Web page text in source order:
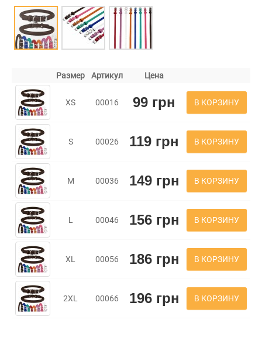
Размер Артикул Цена
XS 00016 99 грн В КОРЗИНУ
S 00026 119 грн В КОРЗИНУ
M 00036 149 грн В КОРЗИНУ
L 00046 156 грн В КОРЗИНУ
XL 00056 186 грн В КОРЗИНУ
2XL 00066 196 грн В КОРЗИНУ